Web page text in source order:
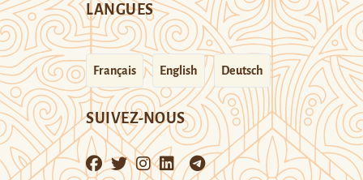
LANGUES
Français English Deutsch
SUIVEZ-NOUS